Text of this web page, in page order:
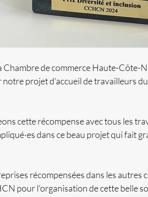
Chambre de commerce Haute-Côte-
projet d'accueil de travailleurs
cette récompense avec tous les
dans ce beau projet qui fait
récompensées dans les autres
pour l'organisation de cette belle